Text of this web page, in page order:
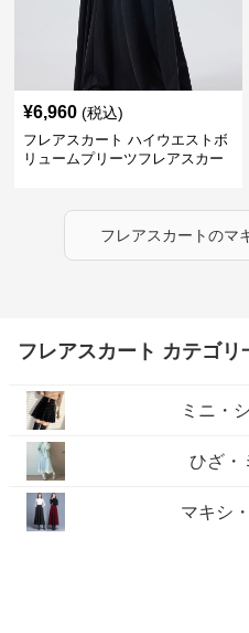
¥6,960 (税込)
フレアスカート ハイウエストボ
リュームプリーツフレアスカー
フレアスカートのマ
フレアスカート カテゴリ
ミニ・
ひざ・
マキシ